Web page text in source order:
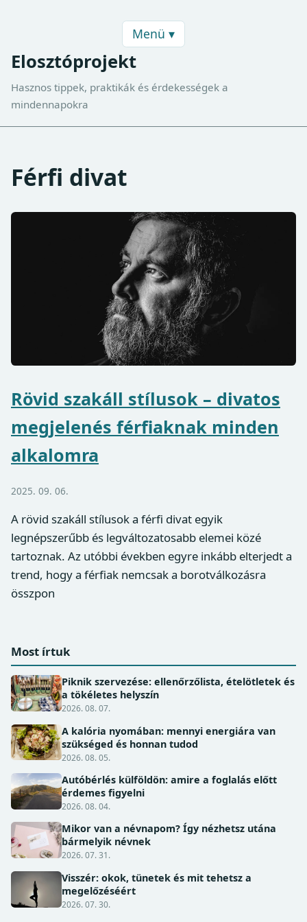
Menü ▾
Elosztóprojekt
Hasznos tippek, praktikák és érdekességek a
mindennapokra
Férfi divat
Rövid szakáll stílusok – divatos
megjelenés férfiaknak minden
alkalomra
2025. 09. 06.
A rövid szakáll stílusok a férfi divat egyik
legnépszerűbb és legváltozatosabb elemei közé
tartoznak. Az utóbbi években egyre inkább elterjedt a
trend, hogy a férfiak nemcsak a borotválkozásra
összpon
Most írtuk
Piknik szervezése: ellenőrzőlista, ételötletek és
a tökéletes helyszín
2026. 08. 07.
A kalória nyomában: mennyi energiára van
szükséged és honnan tudod
2026. 08. 05.
Autóbérlés külföldön: amire a foglalás előtt
érdemes figyelni
2026. 08. 04.
Mikor van a névnapom? Így nézhetsz utána
bármelyik névnek
2026. 07. 31.
Visszér: okok, tünetek és mit tehetsz a
megelőzéséért
2026. 07. 30.